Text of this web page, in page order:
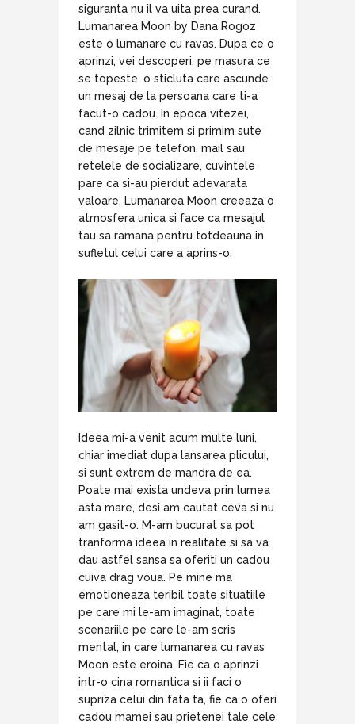
siguranta nu il va uita prea curand.
Lumanarea Moon by Dana Rogoz
este o lumanare cu ravas. Dupa ce o
aprinzi, vei descoperi, pe masura ce
se topeste, o sticluta care ascunde
un mesaj de la persoana care ti-a
facut-o cadou. In epoca vitezei,
cand zilnic trimitem si primim sute
de mesaje pe telefon, mail sau
retelele de socializare, cuvintele
pare ca si-au pierdut adevarata
valoare. Lumanarea Moon creeaza o
atmosfera unica si face ca mesajul
tau sa ramana pentru totdeauna in
sufletul celui care a aprins-o.
Ideea mi-a venit acum multe luni,
chiar imediat dupa lansarea plicului,
si sunt extrem de mandra de ea.
Poate mai exista undeva prin lumea
asta mare, desi am cautat ceva si nu
am gasit-o. M-am bucurat sa pot
tranforma ideea in realitate si sa va
dau astfel sansa sa oferiti un cadou
cuiva drag voua. Pe mine ma
emotioneaza teribil toate situatiile
pe care mi le-am imaginat, toate
scenariile pe care le-am scris
mental, in care lumanarea cu ravas
Moon este eroina. Fie ca o aprinzi
intr-o cina romantica si ii faci o
supriza celui din fata ta, fie ca o oferi
cadou mamei sau prietenei tale cele